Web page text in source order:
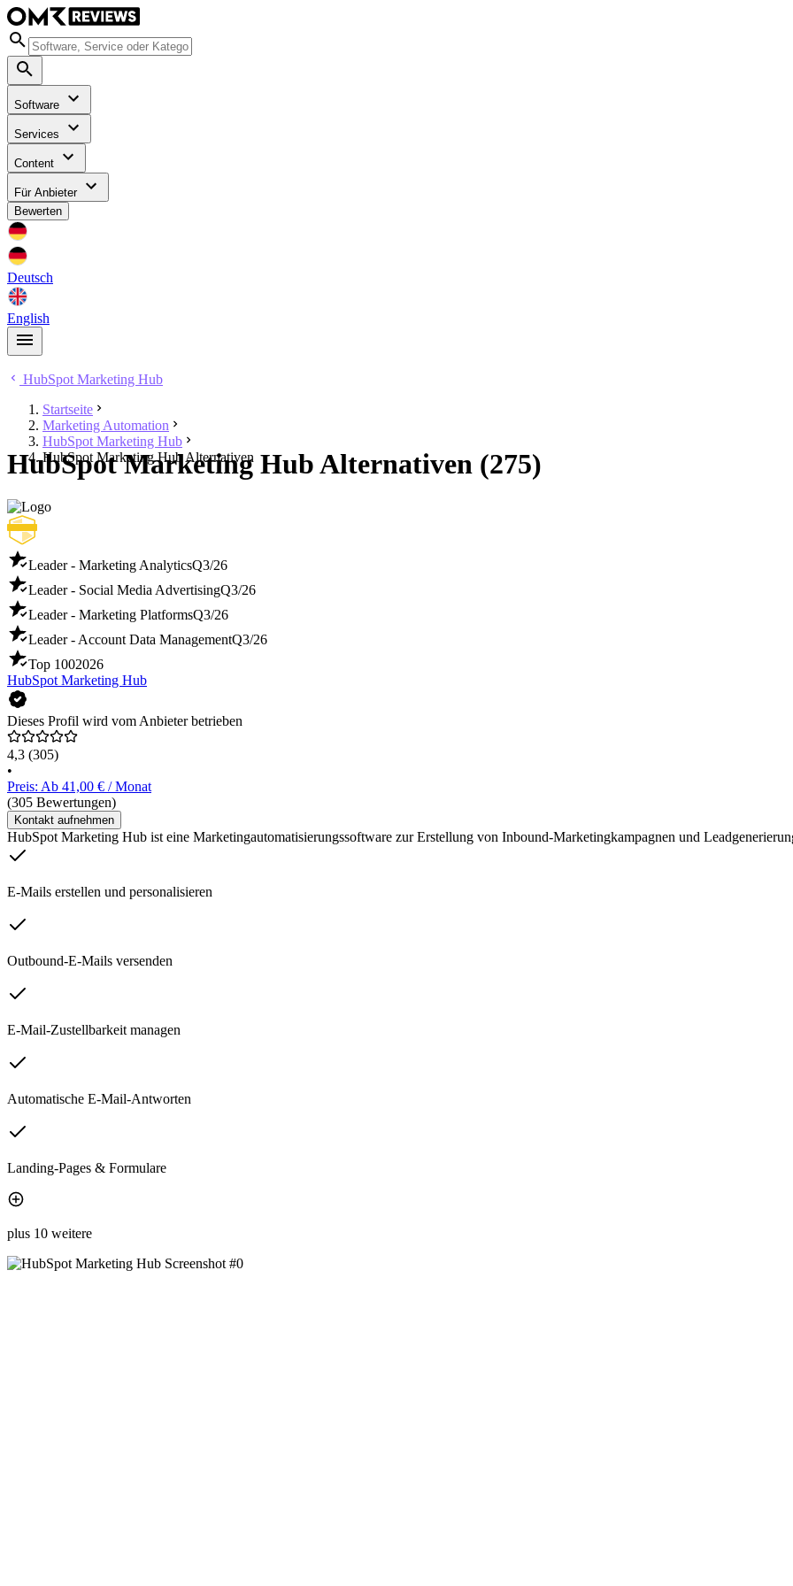
Software
Services
Content
Für Anbieter
Bewerten
Deutsch
English
HubSpot Marketing Hub
Startseite
Marketing Automation
HubSpot Marketing Hub
HubSpot Marketing Hub Alternativen
HubSpot Marketing Hub Alternativen (275)
Leader - Marketing AnalyticsQ3/26
Leader - Social Media AdvertisingQ3/26
Leader - Marketing PlatformsQ3/26
Leader - Account Data ManagementQ3/26
Top 1002026
HubSpot Marketing Hub
Dieses Profil wird vom Anbieter betrieben
4,3 (305)
•
Preis: Ab 41,00 € / Monat
(305 Bewertungen)
Kontakt aufnehmen
HubSpot Marketing Hub ist eine Marketingautomatisierungssoftware zur Erstellung von Inbound-Marketingkampagnen und
E-Mails erstellen und personalisieren
Outbound-E-Mails versenden
E-Mail-Zustellbarkeit managen
Automatische E-Mail-Antworten
Landing-Pages & Formulare
plus 10 weitere